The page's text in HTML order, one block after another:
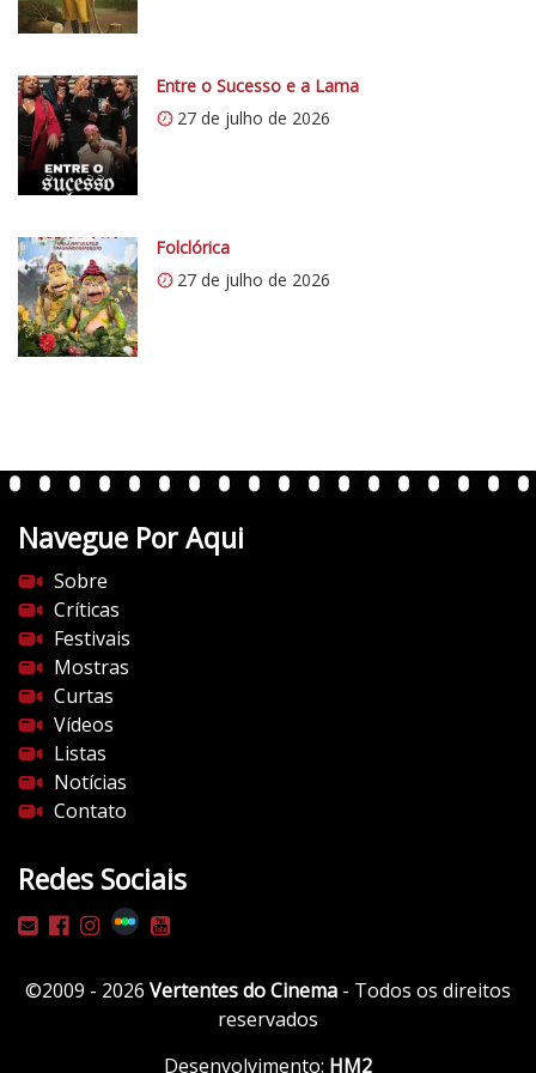
/
0
.
w
p
.
o
m
/
v
e
n
e
d
o
c
i
n
e
m
a
.
o
m
/
p
Entre o Sucesso e a Lama
27 de julho de 2026
Folclórica
27 de julho de 2026
Navegue Por Aqui
Sobre
Críticas
Festivais
Mostras
Curtas
Vídeos
Listas
Notícias
Contato
Redes Sociais
©2009 - 2026 Vertentes do Cinema - Todos os direitos
reservados
Desenvolvimento: HM2